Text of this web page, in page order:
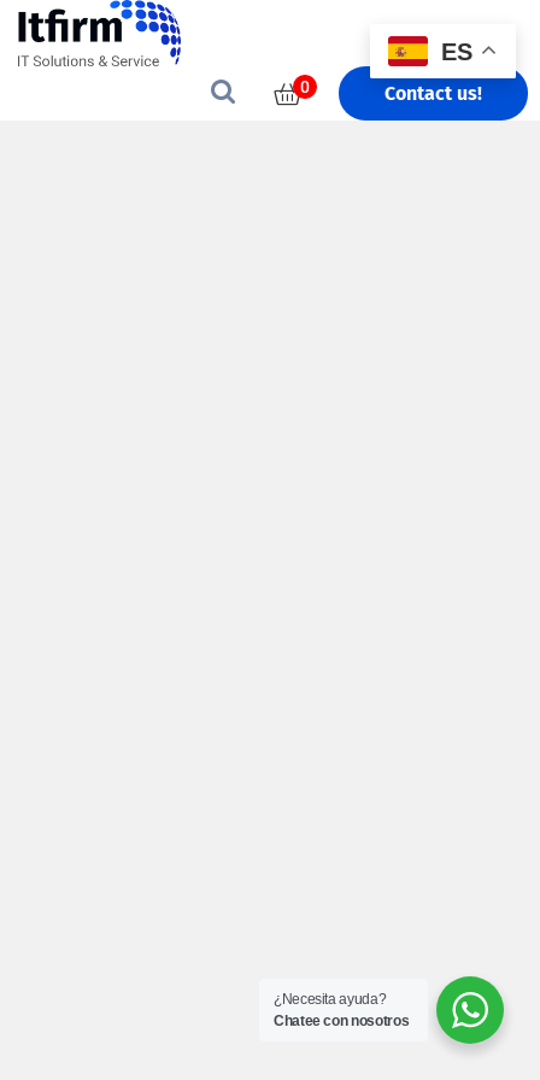
0 Contact us!
ES
¿Necesita ayuda?
Chatee con nosotros